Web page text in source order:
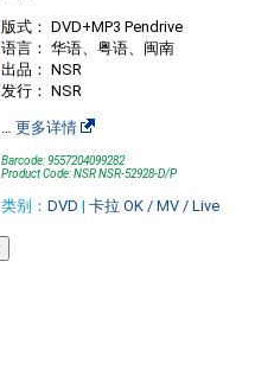
版式： DVD+MP3 Pendrive
语言： 华语、粤语、闽南
出品： NSR
发行： NSR
… 更多详情
Barcode: 9557204099282
Product Code: NSR NSR-52928-D/P
类别： DVD | 卡拉 OK / MV / Live